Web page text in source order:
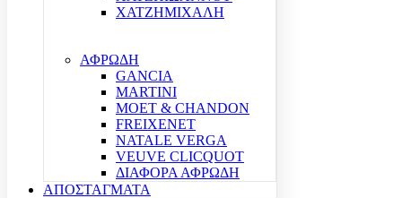
ΧΑΤΖΗΜΙΧΑΛΗ
ΑΦΡΩΔΗ
GANCIA
MARTINI
MOET & CHANDON
FREIXENET
NATALE VERGA
VEUVE CLICQUOT
ΔΙΑΦΟΡΑ ΑΦΡΩΔΗ
ΑΠΟΣΤΑΓΜΑΤΑ